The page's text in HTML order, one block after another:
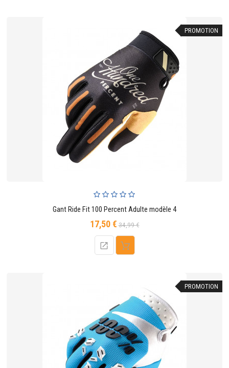
PROMOTION
Gant Ride Fit 100 Percent Adulte modèle 4
17,50 €Prix
de
base
34,99 €Prix
PROMOTION